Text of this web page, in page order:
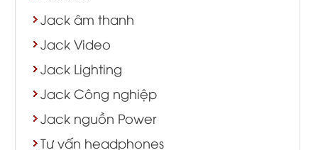
Jack âm thanh
Jack Video
Jack Lighting
Jack Công nghiệp
Jack nguồn Power
Tư vấn headphones